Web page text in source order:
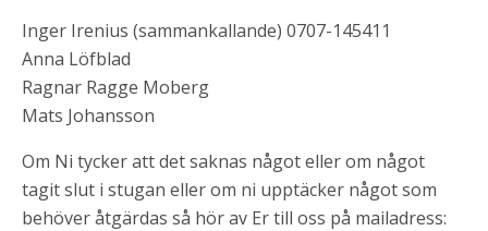
Inger Irenius (sammankallande) 0707-145411
Anna Löfblad
Ragnar Ragge Moberg
Mats Johansson
Om Ni tycker att det saknas något eller om något
tagit slut i stugan eller om ni upptäcker något som
behöver åtgärdas så hör av Er till oss på mailadress: